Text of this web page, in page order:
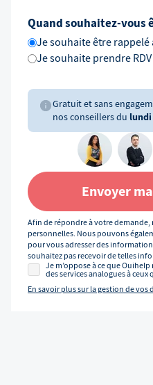
Quand souhaitez-vous
Je souhaite être rappelé
Je souhaite prendre RDV
Gratuit et sans
nos conseillers du lundi
Envoyer
Afin de répondre à votre
personnelles. Nous pouvons
pour vous adresser des
souhaitez pas recevoir de telles
Je m’oppose à ce que
des services analogues à
En savoir plus sur la gestion de